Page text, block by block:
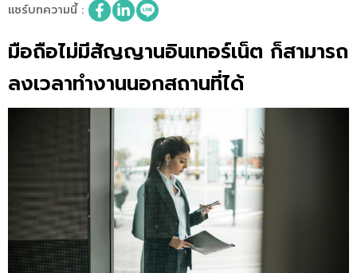
แชร์บทความนี้:
มือถือไม่มีสัญญานอินเทอร์เน็ต ก็สามารถ
ลงเวลาทำงานนอกสถานที่ได้